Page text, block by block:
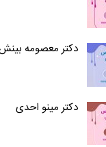
دکتر معصومه
دکتر مینو احدی